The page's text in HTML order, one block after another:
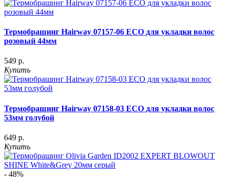
Термобрашинг Hairway 07157-06 ECO для укладки волос
розовый 44мм
549 р.
Купить
Термобрашинг Hairway 07158-03 ECO для укладки волос
53мм голубой
649 р.
Купить
- 48%